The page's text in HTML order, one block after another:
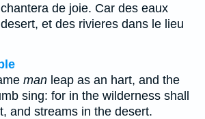
de joie. Car des eaux
et des rivieres dans le lieu
man leap as an hart, and the
sing: for in the wilderness shall
and streams in the desert.